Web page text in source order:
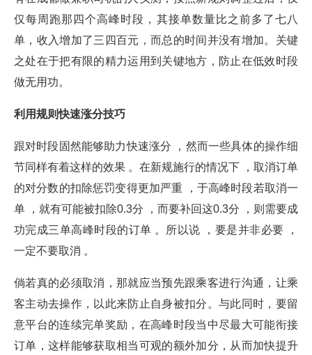
仅每周跑那四个高峰时段，其接单数量比之前多了七八
单，收入增加了三四百元，而总的时间并没有增加。关键
之处在于把有限的精力运用到关键地方，防止在低效时段
做无用功。
利用规则快速涨分技巧
跟对时段固然能够助力快速涨分 ，然而一些具体的操作细
节同样有着这样的效果 。在新规施行的情况下 ，取消订单
的对分数的扣除惩罚变得更加严重 ，于高峰时段若取消一
单 ，就有可能被扣除0.3分 ，而要补回这0.3分 ，则需要成
功完成三单高峰时段的订单 。所以说 ，要是并非必要 ，
一定不要取消 。
倘若真的必须取消，那就应当预先跟乘客进行沟通，让乘
客主动去操作，以此来防止自身被扣分。与此同时，要留
意平台的连续完单奖励，在高峰时段当中尽最大可能衔接
订单，这样能够获取相当可观的额外加分，从而加快提升